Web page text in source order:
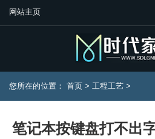
网站主页
您所在的位置： 首页 > 工程工艺 >
笔记本按键盘打不出